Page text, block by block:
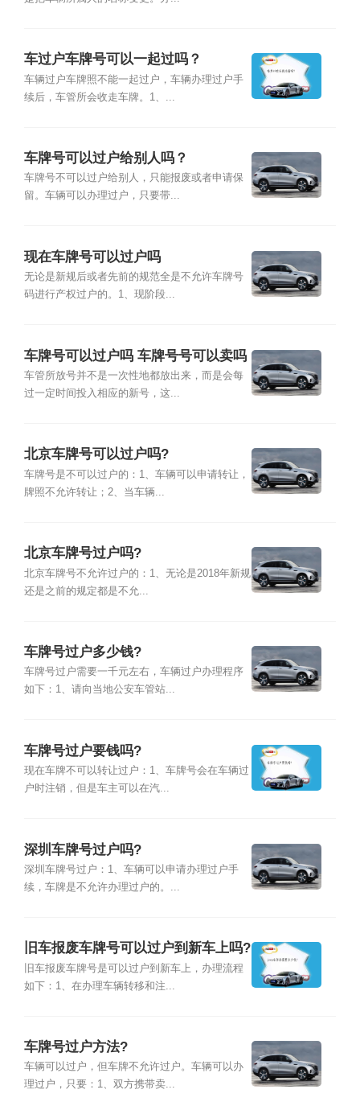
车过户车牌号可以一起过吗？
车辆过户车牌照不能一起过户，车辆办理过户手
续后，车管所会收走车牌。1、...
车牌号可以过户给别人吗？
车牌号不可以过户给别人，只能报废或者申请保
留。车辆可以办理过户，只要带...
现在车牌号可以过户吗
无论是新规后或者先前的规范全是不允许车牌号
码进行产权过户的。1、现阶段...
车牌号可以过户吗 车牌号号可以卖吗
车管所放号并不是一次性地都放出来，而是会每
过一定时间投入相应的新号，这...
北京车牌号可以过户吗?
车牌号是不可以过户的：1、车辆可以申请转让，
牌照不允许转让；2、当车辆...
北京车牌号过户吗?
北京车牌号不允许过户的：1、无论是2018年新规
还是之前的规定都是不允...
车牌号过户多少钱?
车牌号过户需要一千元左右，车辆过户办理程序
如下：1、请向当地公安车管站...
车牌号过户要钱吗?
现在车牌不可以转让过户：1、车牌号会在车辆过
户时注销，但是车主可以在汽...
深圳车牌号过户吗?
深圳车牌号过户：1、车辆可以申请办理过户手
续，车牌是不允许办理过户的。...
旧车报废车牌号可以过户到新车上吗?
旧车报废车牌号是可以过户到新车上，办理流程
如下：1、在办理车辆转移和注...
车牌号过户方法?
车辆可以过户，但车牌不允许过户。车辆可以办
理过户，只要：1、双方携带卖...